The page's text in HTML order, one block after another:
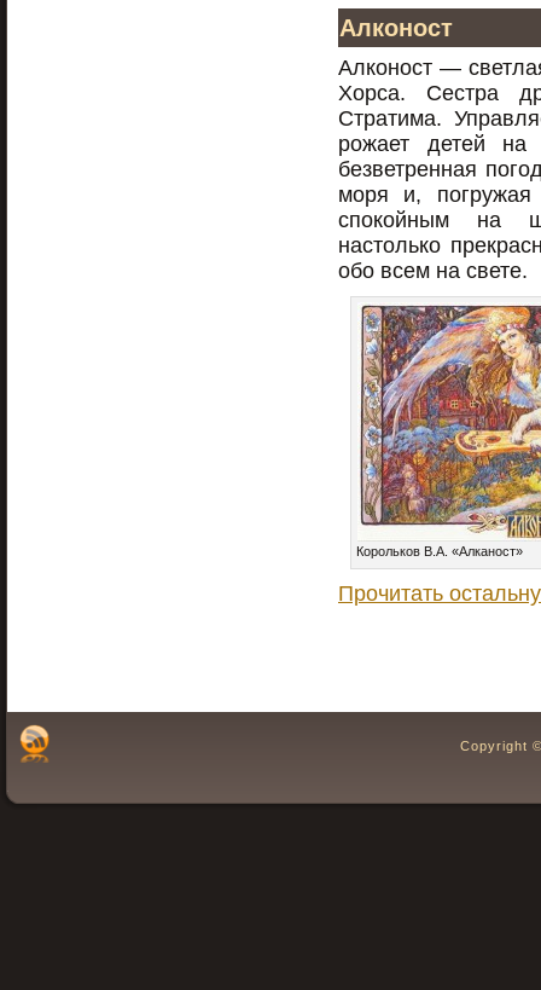
Алконост
Алконост —
Хорса. Сестра
Стратима.
рожает детей
безветренная
моря и,
спокойным на
настолько
обо всем на свете.
Корольков В.А. «Алканост»
Прочитать
Copyright